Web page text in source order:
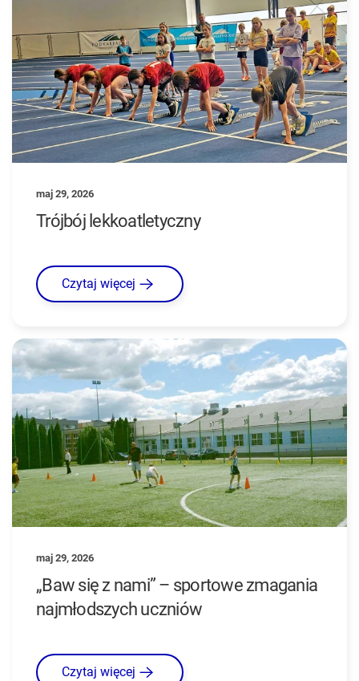
maj 29, 2026
Trójbój lekkoatletyczny
Czytaj więcej
maj 29, 2026
„Baw się z nami” – sportowe zmagania
najmłodszych uczniów
Czytaj więcej